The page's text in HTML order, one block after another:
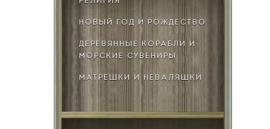
НОВЫЙ ГОД И РОЖДЕСТВО
ДЕРЕВЯННЫЕ КОРАБЛИ И
МОРСКИЕ СУВЕНИРЫ
МАТРЁШКИ И НЕВАЛЯШКИ